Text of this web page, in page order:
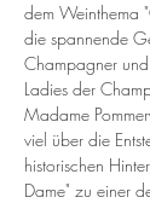
dem Weinthema
die spannende
Champagner
Ladies der
Madame
viel über die
historischen
Dame" zu einer